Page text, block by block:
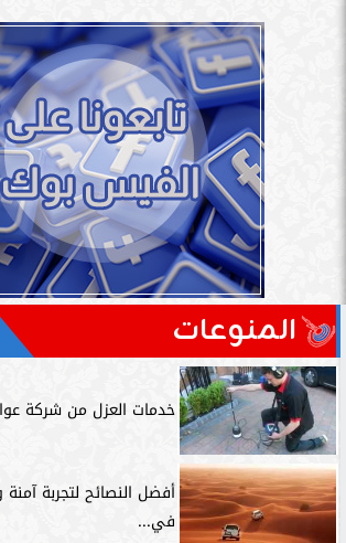
المنوعات
خدمات العزل من شركة
أفضل النصائح لتجربة
في...